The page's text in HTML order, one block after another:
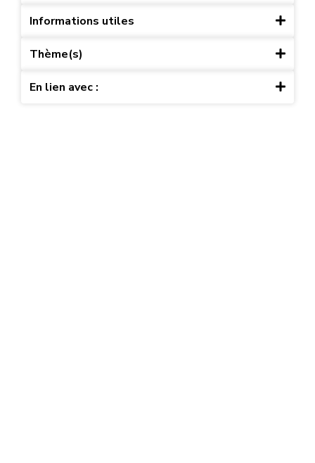
Informations utiles
Thème(s)
En lien avec :